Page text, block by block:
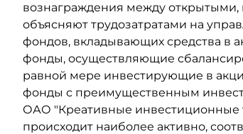
вознаграждения между
объясняют трудозатратами на
фондов, вкладывающих средства в
фонды, осуществляющие
равной мере инвестирующие в
фонды с преимущественным
ОАО "Креативные инвестиционные
происходит наиболее активно,